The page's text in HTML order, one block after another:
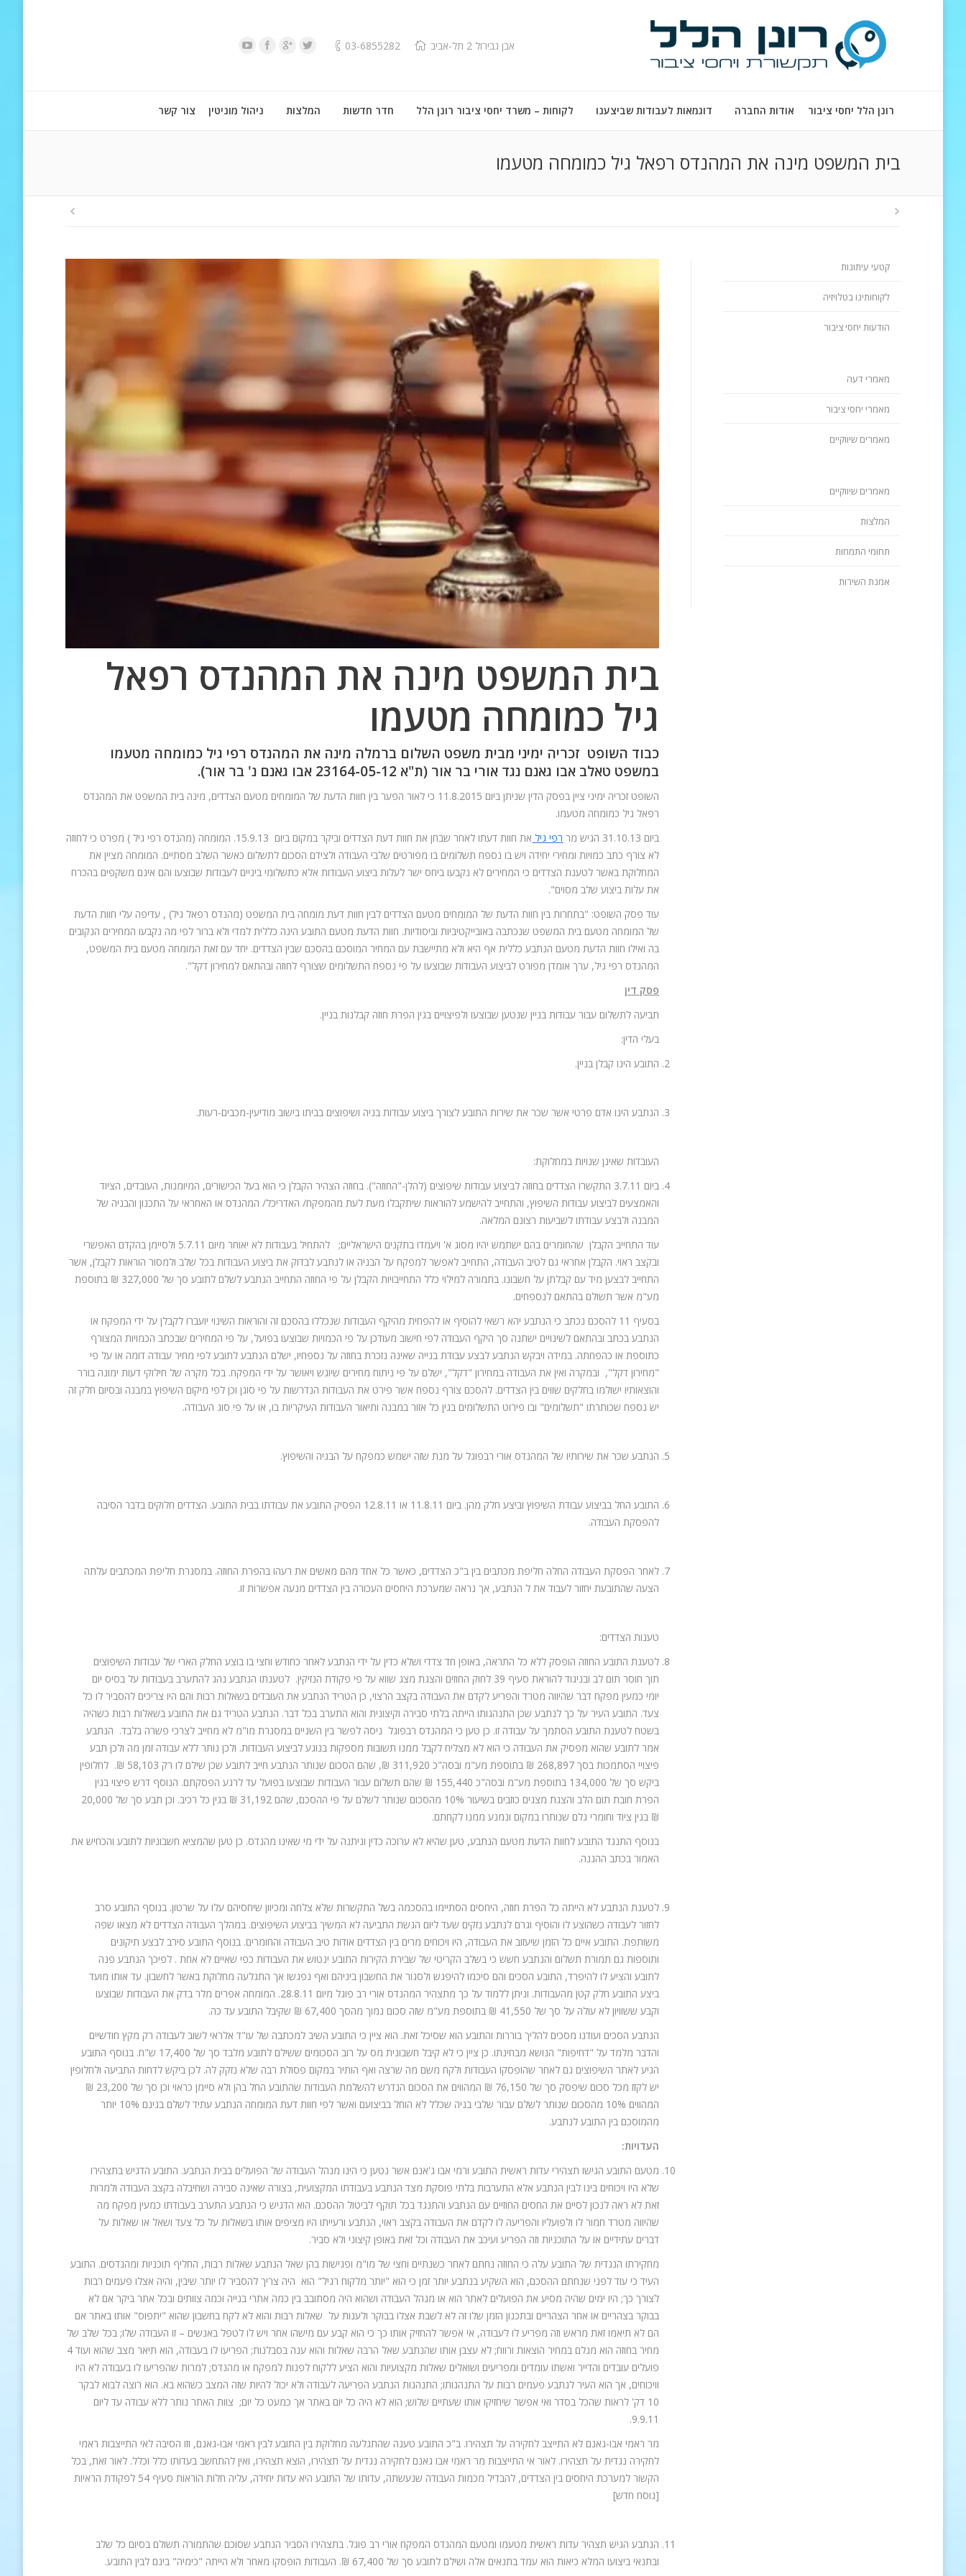
אבן גבירול 2 תל-אביב 03-6855282
רונן הלל יחסי ציבור אודות החברה דוגמאות לעבודות שביצענו לקוחות – משרד יחסי ציבור רונן הלל חדר חדשות המלצות ניהול מוניטין צור קשר
בית המשפט מינה את המהנדס רפאל גיל כמומחה מטעמו
בית המשפט מינה את המהנדס רפאל
גיל כמומחה מטעמו
כבוד השופט זכריה ימיני מבית משפט השלום ברמלה מינה את המהנדס רפי גיל כמומחה מטעמו
במשפט טאלב אבו גאנם נגד אורי בר אור (ת"א 23164-05-12 אבו גאנם נ' בר אור).
השופט זכריה ימיני ציין בפסק הדין שניתן ביום 11.8.2015 כי לאור הפער בין חוות הדעת של המומחים מטעם הצדדים, מינה בית המשפט את המהנדס
רפאל גיל כמומחה מטעמו.
ביום 31.10.13 הגיש מר
רפי גיל
את חוות דעתו לאחר שבחן את חוות דעת הצדדים וביקר במקום ביום 15.9.13. המומחה (מהנדס רפי גיל ) מפרט כי לחוזה
לא צורף כתב כמויות ומחירי יחידה ויש בו נספח תשלומים בו מפורטים שלבי העבודה ולצידם הסכום לתשלום כאשר השלב מסתיים. המומחה מציין את
המחלוקת באשר לטענת הצדדים כי המחירים לא נקבעו ביחס ישר לעלות ביצוע העבודות אלא כתשלומי ביניים לעבודות שבוצעו והם אינם משקפים בהכרח
את עלות ביצוע שלב מסוים".
עוד פסק השופט: "בתחרות בין חוות הדעת של המומחים מטעם הצדדים לבין חוות דעת מומחה בית המשפט (מהנדס רפאל גיל) , עדיפה עלי חוות הדעת
של המומחה מטעם בית המשפט שנכתבה באובייקטיביות וביסודיות. חוות הדעת מטעם התובע הינה כללית למדי ולא ברור לפי מה נקבעו המחירים הנקובים
בה ואילו חוות הדעת מטעם הנתבע כללית אף היא ולא מתיישבת עם המחיר המוסכם בהסכם שבין הצדדים. יחד עם זאת המומחה מטעם בית המשפט,
המהנדס רפי גיל, ערך אומדן מפורט לביצוע העבודות שבוצעו על פי נספח התשלומים שצורף לחוזה ובהתאם למחירון דקל".
פסק דין
תביעה לתשלום עבור עבודות בניין שנטען שבוצעו ולפיצויים בגין הפרת חוזה קבלנות בניין.
בעלי הדין:
התובע הינו קבלן בניין.
הנתבע הינו אדם פרטי אשר שכר את שירות התובע לצורך ביצוע עבודות בניה ושיפוצים בביתו בישוב מודיעין-מכבים-רעות.
העובדות שאינן שנויות במחלוקת:
ביום 3.7.11 התקשרו הצדדים בחוזה לביצוע עבודות שיפוצים (להלן-"החוזה"). בחוזה הצהיר הקבלן כי הוא בעל הכישורים, המיומנות, העובדים, הציוד
והאמצעים לביצוע עבודות השיפוץ, והתחייב להישמע להוראות שיתקבלו מעת לעת מהמפקח/ האדריכל/ המהנדס או האחראי על התכנון והבניה של
המבנה ולבצע עבודתו לשביעות רצונם המלאה.
עוד התחייב הקבלן שהחומרים בהם ישתמש יהיו מסוג א' ויעמדו בתקנים הישראליים; להתחיל בעבודות לא יאוחר מיום 5.7.11 ולסיימן בהקדם האפשרי
ובקצב ראוי. הקבלן אחראי גם לטיב העבודה, התחייב לאפשר למפקח על הבניה או לנתבע לבדוק את ביצוע העבודות בכל שלב ולמסור הוראות לקבלן, אשר
התחייב לבצען מיד עם קבלתן על חשבונו. בתמורה למילוי כלל התחייבויות הקבלן על פי החוזה התחייב הנתבע לשלם לתובע סך של 327,000 ₪ בתוספת
מע"מ אשר תשולם בהתאם לנספחים.
בסעיף 11 להסכם נכתב כי הנתבע יהא רשאי להוסיף או להפחית מהיקף העבודות שנכללו בהסכם זה והוראות השינוי יועברו לקבלן על ידי המפקח או
הנתבע בכתב ובהתאם לשינויים ישתנה סך היקף העבודה לפי חישוב מעודכן על פי הכמויות שבוצעו בפועל, על פי המחירים שבכתב הכמויות המצורף
כתוספת או כהפחתה. במידה ויבקש הנתבע לבצע עבודת בנייה שאינה נזכרת בחוזה על נספחיו, ישלם הנתבע לתובע לפי מחיר עבודה דומה או על פי
"מחירון דקל", ובמקרה ואין את העבודה במחירון "דקל", ישלם על פי ניתוח מחירים שיוגש ויאושר על ידי המפקח. בכל מקרה של חילוקי דעות ימונה בורר
והוצאותיו ישולמו בחלקים שווים בין הצדדים. להסכם צורף נספח אשר פירט את העבודות הנדרשות על פי סוגן וכן לפי מיקום השיפוץ במבנה ובסיום חלק זה
יש נספח שכותרתו "תשלומים" ובו פירוט התשלומים בגין כל אזור במבנה ותיאור העבודות העיקריות בו, או על פי סוג העבודה.
הנתבע שכר את שירותיו של המהנדס אורי רבפוגל על מנת שזה ישמש כמפקח על הבניה והשיפוץ.
התובע החל בביצוע עבודת השיפוץ וביצע חלק מהן. ביום 11.8.11 או 12.8.11 הפסיק התובע את עבודתו בבית התובע. הצדדים חלוקים בדבר הסיבה
להפסקת העבודה.
לאחר הפסקת העבודה החלה חליפת מכתבים בין ב"כ הצדדים, כאשר כל אחד מהם מאשים את רעהו בהפרת החוזה. במסגרת חליפת המכתבים עלתה
הצעה שהתובעת יחזור לעבוד את ל הנתבע, אך נראה שמערכת היחסים העכורה בין הצדדים מנעה אפשרות זו.
טענות הצדדים:
לטענת התובע החוזה הופסק ללא כל התראה, באופן חד צדדי ושלא כדין על ידי הנתבע לאחר כחודש וחצי בו בוצע החלק הארי של עבודות השיפוצים
תוך חוסר תום לב ובניגוד להוראת סעיף 39 לחוק החוזים והצגת מצג שווא על פי פקודת הנזיקין. לטענתו הנתבע נהג להתערב בעבודות על בסיס יום
יומי כמעין מפקח דבר שהיווה מטרד והפריע לקדם את העבודה בקצב הרצוי, כן הטריד הנתבע את העובדים בשאלות רבות והם היו צריכים להסביר לו כל
צעד. התובע העיר על כך לנתבע שכן התנהגותו הייתה בלתי סבירה וקיצונית והוא התערב בכל דבר. הנתבע הטריד גם את התובע בשאלות רבות כשהיה
בשטח לטענת התובע הסתמך על עבודה זו. כן טען כי המהנדס רבפוגל ניסה לפשר בין השניים במסגרת מו"מ לא מחייב לצרכי פשרה בלבד. הנתבע
אמר לתובע שהוא מפסיק את העבודה כי הוא לא מצליח לקבל ממנו תשובות מספקות בנוגע לביצוע העבודות. ולכן נותר ללא עבודה זמן מה ולכן תבע
פיצויי הסתמכות בסך 268,897 ₪ בתוספת מע"מ ובסה"כ 311,920 ₪, שהם הסכום שנותר הנתבע חייב לתובע שכן שילם לו רק 58,103 ₪. לחלופין
ביקש סך של 134,000 בתוספת מע"מ ובסה"כ 155,440 ₪ שהם תשלום עבור העבודות שבוצעו בפועל עד לרגע הפסקתם. הנוסף דרש פיצוי בגין
הפרת חובת תום הלב והצגת מצגים כוזבים בשיעור 10% מהסכום שנותר לשלם על פי ההסכם, שהם 31,192 ₪ בגין כל רכיב. וכן תבע סך של 20,000
₪ בגין ציוד וחומרי גלם שנותרו במקום ונמנע ממנו לקחתם.
בנוסף התנגד התובע לחוות הדעת מטעם הנתבע, טען שהיא לא ערוכה כדין וניתנה על ידי מי שאינו מהנדס. כן טען שהמציא חשבוניות לתובע והכחיש את
האמור בכתב ההגנה.
לטענת הנתבע לא הייתה כל הפרת חוזה, היחסים הסתיימו בהסכמה בשל התקשרות שלא צלחה ומכיוון שיחסיהם עלו על שרטון. בנוסף התובע סרב
לחזור לעבודה כשהוצע לו והוסיף וגרם לנתבע נזקים שעד ליום הגשת התביעה לא המשיך בביצוע השיפוצים. במהלך העבודה הצדדים לא מצאו שפה
משותפת. התובע איים כל הזמן שיעזוב את העבודה, היו ויכוחים מרים בין הצדדים אודות טיב העבודה והחומרים. בנוסף התובע סירב לבצע תיקונים
ותוספות גם תמורת תשלום והנתבע חשש כי בשלב הקריטי של שבירת הקירות התובע ינטוש את העבודות כפי שאיים לא אחת . לפיכך הנתבע פנה
לתובע והציע לו להיפרד, התובע הסכים והם סיכמו להיפגש ולסגור את החשבון ביניהם ואף נפגשו אך התגלעה מחלוקת באשר לחשבון. עד אותו מועד
ביצע התובע חלק קטן מהעבודות. וניתן ללמוד על כך מתצהיר המהנדס אורי רב פוגל מיום 28.8.11. המומחה אפרים מלר בדק את העבודות שבוצעו
וקבע ששוויון לא עולה על סך של 41,550 ₪ בתוספת מע"מ שזה סכום נמוך מהסך 67,400 ₪ שקיבל התובע עד כה.
הנתבע הסכים ועודנו מסכים להליך בוררות והתובע הוא שסיכל זאת. הוא ציין כי התובע השיב למכתבה של עו"ד אלראי לשוב לעבודה רק מקץ חודשיים
והדבר מלמד על "דחיפות" הנושא מבחינתו. כן ציין כי לא קיבל חשבונית מס על רוב הסכומים ששילם לתובע מלבד סך של 17,400 ש"ח. בנוסף התובע
הגיע לאתר השיפוצים גם לאחר שהופסקו העבודות ולקח משם מה שרצה ואף הותיר במקום פסולת רבה שלא נזקק לה. לכן ביקש לדחות התביעה ולחלופין
יש לקזז מכל סכום שיפסק סך של 76,150 ₪ המהווים את הסכום הנדרש להשלמת העבודות שהתובע החל בהן ולא סיימן כראוי וכן סך של 23,200 ₪
המהווים 10% מהסכום שנותר לשלם עבור שלבי בניה שכלל לא הוחל בביצועם ואשר לפי חוות דעת המומחה הנתבע עתיד לשלם בגינם 10% יותר
מהמוסכם בין התובע לנתבע.
העדויות:
מטעם התובע הגישו תצהירי עדות ראשית התובע ורמי אבו ג'אנם אשר נטען כי הינו מנהל העבודה של הפועלים בבית הנתבע. התובע הדגיש בתצהירו
שלא היו ויכוחים בינו לבין הנתבע אלא התערבות בלתי פוסקת מצד הנתבע בעבודתו המקצועית, בצורה שאינה סבירה ושחיבלה בקצב העבודה ולמרות
זאת לא ראה לנכון לסיים את החסים החוזיים עם הנתבע והתנגד בכל תוקף לביטול ההסכם. הוא הדגיש כי הנתבע התערב בעבודתו כמעין מפקח מה
שהיווה מטרד חמור לו ולפועליו והפריעה לו לקדם את העבודה בקצב ראוי, הנתבע ורעייתו היו מציפים אותו בשאלות על כל צעד ושאל או שאלות על
דברים עתידיים או על התוכניות וזה הפריע ועיכב את העבודה וכל זאת באופן קיצוני ולא סביר.
מחקירתו הנגדית של התובע עלה כי החוזה נחתם לאחר כשנתיים וחצי של מו"מ ופגישות בהן שאל הנתבע שאלות רבות, החליף תוכניות ומהנדסים. התובע
העיד כי עוד לפני שנחתם ההסכם, הוא השקיע בנתבע יותר זמן כי הוא "יותר מלקוח רגיל" הוא היה צריך להסביר לו יותר שיבין, והיה אצלו פעמים רבות
לצורך כך; היו ימים שהיה מסיע את הפועלים לאתר הוא או מנהל העבודה ושהוא היה מסתובב בין כמה אתרי בנייה וכמה צוותים ובכל אתר ביקר אם לא
בבוקר בצהריים או אחר הצהריים ובתכנון הזמן שלו זה לא לשבת אצלו בבוקר ולענות על שאלות רבות והוא לא לקח בחשבון שהוא "יתפוס" אותו באתר אם
הם לא תיאמו זאת מראש וזה מפריע לו לעבודה, אי אפשר להחזיק אותו כך כי הוא קבע עם מישהו אחר ויש לו לטפל באנשים – זו העבודה שלו; בכל שלב של
מחיר בחוזה הוא מגלם במחיר הוצאות ורווח; לא עצבן אותו שהנתבע שאל הרבה שאלות והוא ענה בסבלנות; הפריעו לו בעבודה, הוא תיאר מצב שהוא ועוד 4
פועלים עובדים והדייר ואשתו עומדים ומפריעים ושואלים שאלות מקצועיות והוא הציע ללקוח לפנות למפקח או מהנדס; למרות שהפריעו לו בעבודה לא היו
וויכוחים, אך הוא העיר לנתבע פעמים רבות על התנהגותו; התנהגות הנתבע הפריעה לעבודה ולא יכול להיות שזה המצב כשהוא בא. הוא רוצה לבוא לבקר
10 דק' לראות שהכל בסדר ואי אפשר שיחזיקו אותו שעתיים שלוש; הוא לא היה כל יום באתר אך כמעט כל יום; צוות האתר נותר ללא עבודה עד ליום
9.9.11.
מר ראמי אבו-גאנם לא התייצב לחקירה על תצהירו. ב"כ התובע טענה שהתגלעה מחלוקת בין התובע לבין ראמי אבו-גאנם, וזו הסיבה לאי התייצבות ראמי
לחקירה נגדית על תצהירו. לאור אי התייצבות מר ראמי אבו גאנם לחקירה נגדית על תצהירו, הוצא תצהירו, ואין להתחשב בעדותו כלל וכלל. לאור זאת, בכל
הקשור למערכת היחסים בין הצדדים, להבדיל מכמות העבודה שנעשתה, עדותו של התובע היא עדות יחידה, עליה חלות הוראות סעיף 54 לפקודת הראיות
[נוסח חדש]
הנתבע הגיש תצהיר עדות ראשית מטעמו ומטעם המהנדס המפקח אורי רב פוגל. בתצהירו הסביר הנתבע שסוכם שהתמורה תשולם בסיום כל שלב
ובתנאי ביצועו המלא כיאות הוא עמד בתנאים אלה ושילם לתובע סך של 67,400 ₪. העבודות הופסקו מאחר ולא הייתה "כימיה" בינם לבין התובע.
קטעי עיתונות
לקוחותינו בטלויזיה
הודעות יחסי ציבור
מאמרי דעה
מאמרי יחסי ציבור
מאמרים שיווקיים
מאמרים שיווקיים
המלצות
תחומי התמחות
אמנת השירות